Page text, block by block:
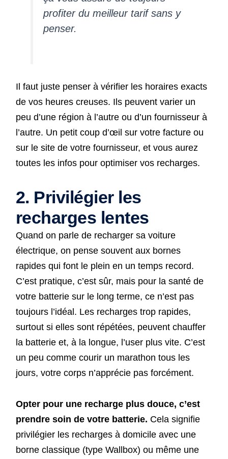
profiter du meilleur tarif sans y
penser.
Il faut juste penser à vérifier les horaires exacts
de vos heures creuses. Ils peuvent varier un
peu d’une région à l’autre ou d’un fournisseur à
l’autre. Un petit coup d’œil sur votre facture ou
sur le site de votre fournisseur, et vous aurez
toutes les infos pour optimiser vos recharges.
2. Privilégier les
recharges lentes
Quand on parle de recharger sa voiture
électrique, on pense souvent aux bornes
rapides qui font le plein en un temps record.
C’est pratique, c’est sûr, mais pour la santé de
votre batterie sur le long terme, ce n’est pas
toujours l’idéal. Les recharges trop rapides,
surtout si elles sont répétées, peuvent chauffer
la batterie et, à la longue, l’user plus vite. C’est
un peu comme courir un marathon tous les
jours, votre corps n’apprécie pas forcément.
Opter pour une recharge plus douce, c’est
prendre soin de votre batterie. Cela signifie
privilégier les recharges à domicile avec une
borne classique (type Wallbox) ou même une